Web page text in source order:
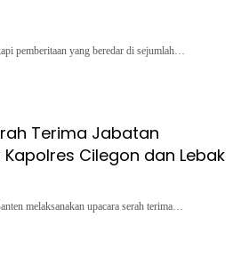
pemberitaan yang beredar di sejumlah…
Terima Jabatan
Cilegon dan Lebak
melaksanakan upacara serah terima…